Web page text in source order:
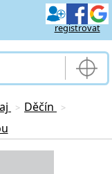
registrovat
> Děčín >